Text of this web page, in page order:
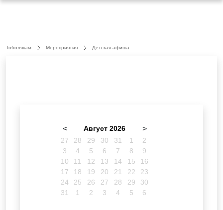
Тоболякам Мероприятия Детская афиша
< Август 2026 >
27 28 29 30 31 1
2
3
4 5 6 7 8
9
10
11 12 13 14 15
16
17
18 19 20 21 22
23
24
25 26 27 28 29
30
31
1 2 3 4 5 6